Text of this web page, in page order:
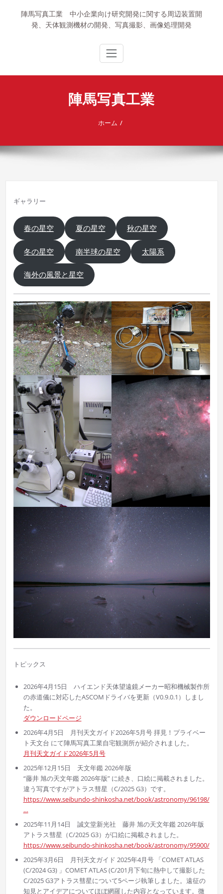
陣馬写真工業 中小企業向け研究開発に関する周辺装置開
発、天体観測機材の開発、写真撮影、画像処理開発
陣馬写真工業
ホーム
ギャラリー
春の星空 夏の星空 秋の星空
冬の星空 南半球の星空 太陽系
海外の風景と星空
トピックス
2026年4月15日 ハイエンド天体望遠鏡メーカー昭和機械製作所
の赤道儀に対応したASCOMドライバを更新（V0.9.0.1）しまし
た。
ダウンロードページ
2026年4月5日 月刊天文ガイド2026年5月号 拝見！プライベー
ト天文台 にて陣馬写真工業自宅観測所が紹介されました。
月刊天文ガイド2026年5月号
2025年12月15日 天文年鑑 2026年版
“藤井 旭の天文年鑑 2026年版” に続き、口絵に掲載されました。
違う写真ですがアトラス彗星（C/2025 G3）です。
https://www.seibundo-shinkosha.net/book/astronomy/96198/
…
2025年11月14日 誠文堂新光社 藤井 旭の天文年鑑 2026年版
アトラス彗星（C/2025 G3）が口絵に掲載されました。
https://www.seibundo-shinkosha.net/book/astronomy/95900/
2025年3月6日 月刊天文ガイド 2025年4月号 「COMET ATLAS
(C/2024 G3) 」COMET ATLAS (C/201月下旬に熱中して撮影した
C/2025 G3アトラス彗星について5ページ執筆しました。遠征の
知見とアイデアについてほぼ網羅した内容となっています。微